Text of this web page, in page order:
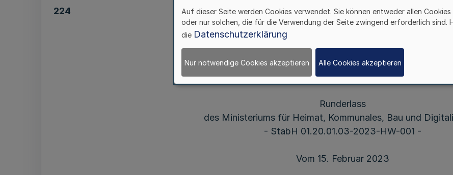
224
Richtlinie über die Gewährung von Zuwendungen aus der
Westfalen-Initiative „Heimat-Werkstatt“
(Heimat-Werkstatt Nordrhein-Westfalen)
Runderlass
des Ministeriums für Heimat, Kommunales, Bau und
- StabH 01.20.01.03-2023-HW-001 -
Vom 15. Februar 2023
Auf dieser Seite werden Cookies verwendet. Sie können entweder allen Cookies
oder nur solchen, die für die Verwendung der Seite zwingend erforderlich sind.
die Datenschutzerklärung
Nur notwendige Cookies akzeptieren Alle Cookies akzeptieren